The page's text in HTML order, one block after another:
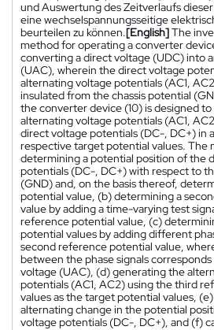
und Auswertung des Zeitverlaufs
eine wechselspannungsseitige
beurteilen zu können.[English]The
method for operating a converter
converting a direct voltage (UDC) into
(UAC), wherein the direct voltage
alternating voltage potentials (AC1,
insulated from the chassis potential
the converter device (10) is designed
alternating voltage potentials (AC1,
direct voltage potentials (DC-, DC+) in
respective target potential values. The
determining a potential position of the
potentials (DC-, DC+) with respect to
(GND) and, on the basis thereof,
potential value, (b) determining a
value by adding a time-varying test
reference potential value, (c)
potential values by adding different
second reference potential value,
between the phase signals
voltage (UAC), (d) generating the
potentials (AC1, AC2) using the third
values as the target potential values,
alternating change in the potential
voltage potentials (DC-, DC+), and (f)